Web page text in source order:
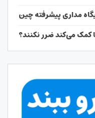
مداری پیشرفته چین
کمک می‌کند ضرر نکنند؟